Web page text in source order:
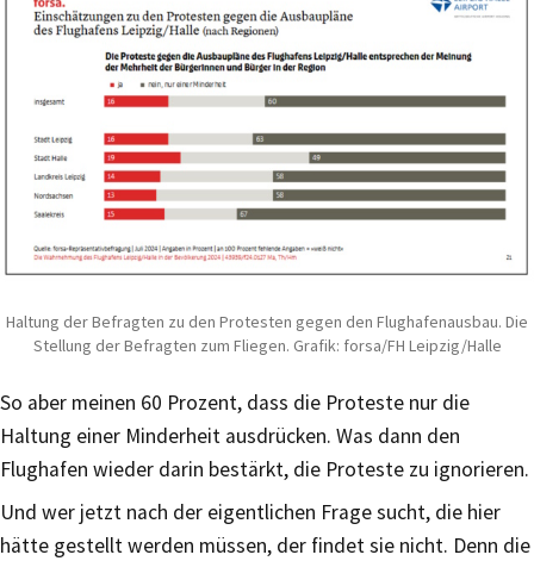
Haltung der Befragten zu den Protesten gegen den Flughafenausbau. Die
Stellung der Befragten zum Fliegen. Grafik: forsa/FH Leipzig/Halle
So aber meinen 60 Prozent, dass die Proteste nur die
Haltung einer Minderheit ausdrücken. Was dann den
Flughafen wieder darin bestärkt, die Proteste zu ignorieren.
Und wer jetzt nach der eigentlichen Frage sucht, die hier
hätte gestellt werden müssen, der findet sie nicht. Denn die